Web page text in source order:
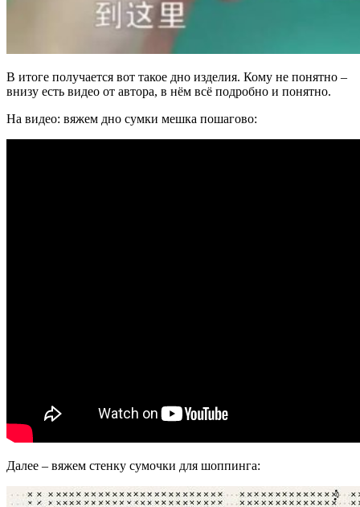
В итоге получается вот такое дно изделия. Кому не понятно –
внизу есть видео от автора, в нём всё подробно и понятно.
На видео: вяжем дно сумки мешка пошагово:
Далее – вяжем стенку сумочки для шоппинга: